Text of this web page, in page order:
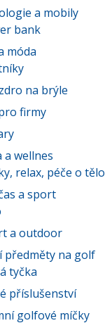
a mobily
bank
móda
na brýle
firmy
a wellnes
relax, péče o tělo
a sport
a outdoor
předměty na golf
tyčka
příslušenství
golfové míčky